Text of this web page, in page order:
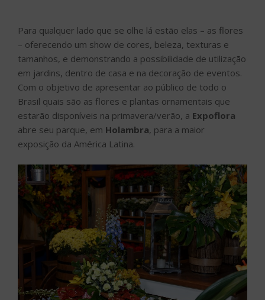
Para qualquer lado que se olhe lá estão elas – as flores
– oferecendo um show de cores, beleza, texturas e
tamanhos, e demonstrando a possibilidade de utilização
em jardins, dentro de casa e na decoração de eventos.
Com o objetivo de apresentar ao público de todo o
Brasil quais são as flores e plantas ornamentais que
estarão disponíveis na primavera/verão, a Expoflora
abre seu parque, em Holambra, para a maior
exposição da América Latina.